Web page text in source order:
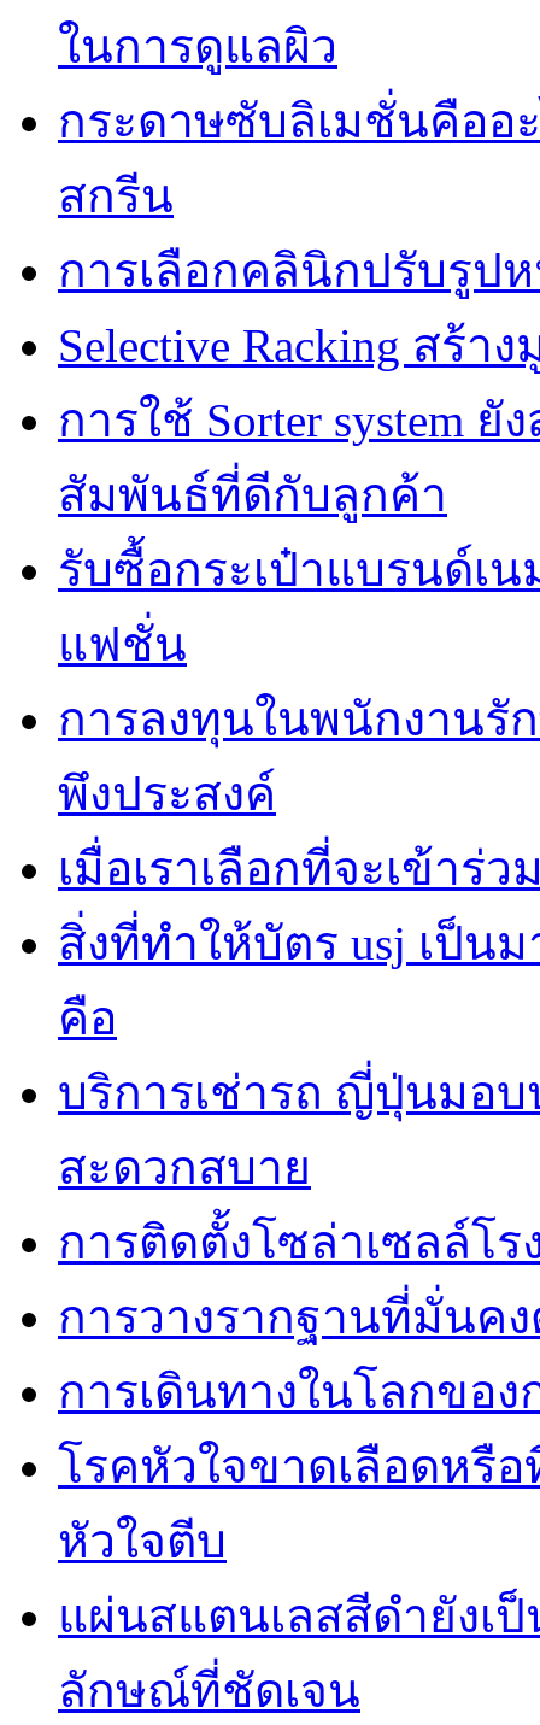
ในการดูแลผิว
กระดาษซับลิเมชั่นคืออ
สกรีน
การเลือกคลินิกปรับรูปห
Selective Racking สร้
การใช้ Sorter system
สัมพันธ์ที่ดีกับลูกค้า
รับซื้อกระเป๋าแบรนด์เ
แฟชั่น
การลงทุนในพนักงานรั
พึงประสงค์
เมื่อเราเลือกที่จะเข้าร่
สิ่งที่ทำให้บัตร usj เป็น
คือ
บริการเช่ารถ ญี่ปุ่นมอ
สะดวกสบาย
การติดตั้งโซล่าเซลล์โ
การวางรากฐานที่มั่นค
การเดินทางในโลกขอ
โรคหัวใจขาดเลือดหรื
หัวใจตีบ
แผ่นสแตนเลสสีดำยังเ
ลักษณ์ที่ชัดเจน